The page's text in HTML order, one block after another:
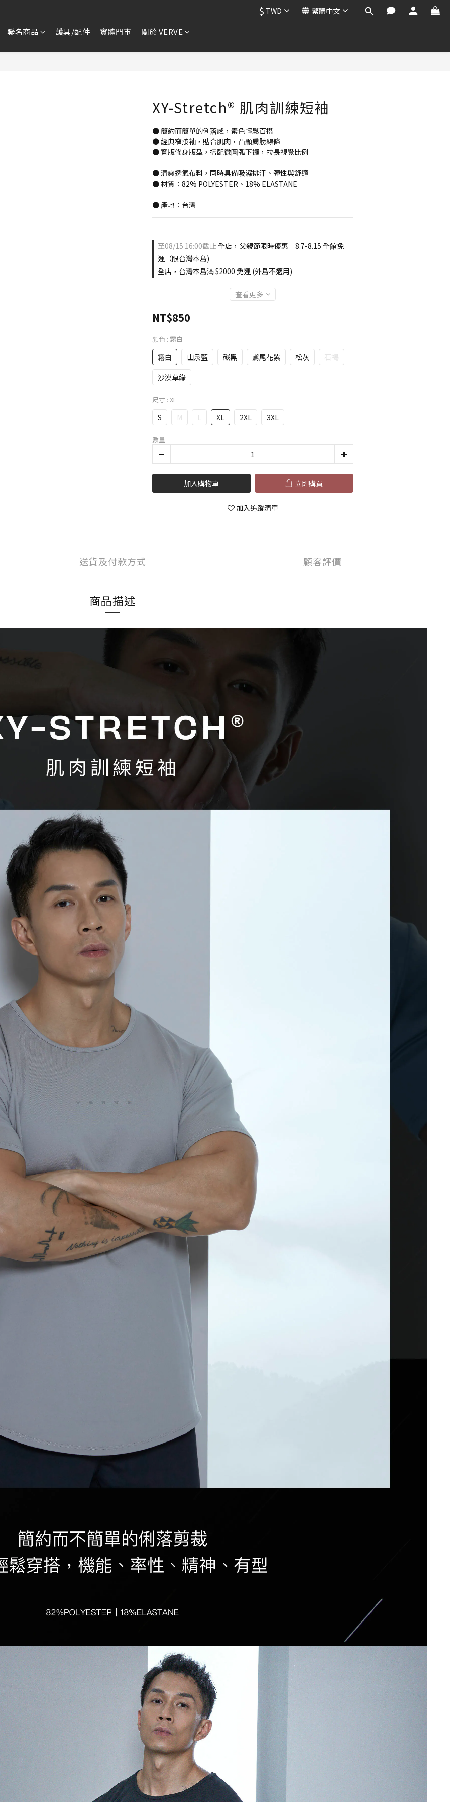
$ TWD 繁體中文
聯名商品 護具/配件 實體門市 關於 VERVE
XY-Stretch® 肌肉訓練短袖
● 簡約而簡單的俐落感，素色輕鬆百搭
● 經典窄接袖，貼合肌肉，凸顯肩膀線條
● 寬版修身版型，搭配微圓弧下襬，拉長視覺比例
● 清爽透氣布料，同時具備吸濕排汗、彈性與舒適
● 材質：82% POLYESTER、18% ELASTANE
● 產地：台灣
至08/15 16:00截止全店，父親節限時優惠｜8.7-8.15 全館免
運（限台灣本島)
全店，台灣本島滿 $2000 免運 (外島不適用)
查看更多
NT$850
顏色 : 霧白
霧白 山泉藍 碳黑 鳶尾花紫 松灰
石褐
沙漠草綠
尺寸 : XL
S M L XL 2XL 3XL
數量
加入購物車 立即購買
加入追蹤清單
送貨及付款方式 顧客評價
商品描述